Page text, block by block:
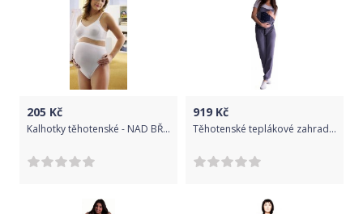
205 Kč
Kalhotky těhotenské - NAD BŘÍŠKO bílé - vel. L - Clematis
919 Kč
Těhotenské teplákové zahradníky - metalická ocel, Velikosti těh. moda XL (42)